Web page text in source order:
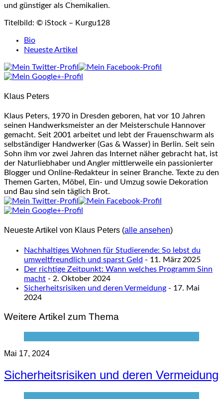
und günstiger als Chemikalien.
Titelbild: © iStock – Kurgu128
following
tabs
change
below.
Bio
Neueste Artikel
Klaus Peters
Klaus Peters, 1970 in Dresden geboren, hat vor 10 Jahren
seinen Handwerksmeister an der Meisterschule Hannover
gemacht. Seit 2001 arbeitet und lebt der Frauenschwarm als
selbständiger Handwerker (Gas & Wasser) in Berlin. Seit sein
Sohn ihm vor zwei Jahren das Internet näher gebracht hat, ist
der Naturliebhaber und Angler mittlerweile ein passionierter
Blogger und Online-Redakteur in seiner Branche. Texte zu den
Themen Garten, Möbel, Ein- und Umzug sowie Dekoration
und Bau sind sein täglich Brot.
Neueste Artikel von Klaus Peters (alle ansehen)
Nachhaltiges Wohnen für Studierende: So lebst du
umweltfreundlich und sparst Geld - 11. März 2025
Der richtige Zeitpunkt: Wann welches Programm Sinn
macht - 2. Oktober 2024
Sicherheitsrisiken und deren Vermeidung - 17. Mai
2024
Weitere Artikel zum Thema
Mai 17, 2024
Sicherheitsrisiken und deren Vermeidung